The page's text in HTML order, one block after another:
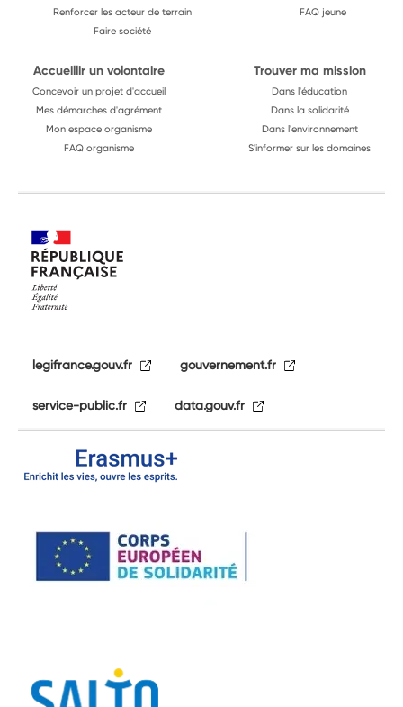
Renforcer les acteur de terrain
Faire société
FAQ jeune
Accueillir un volontaire
Concevoir un projet d'accueil
Mes démarches d'agrément
Mon espace organisme
FAQ organisme
Trouver ma mission
Dans l'éducation
Dans la solidarité
Dans l'environnement
S'informer sur les domaines
legifrance.gouv.fr gouvernement.fr
service-public.fr data.gouv.fr